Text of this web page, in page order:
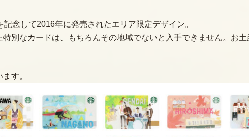
念して2016年に発売されたエリア限定デザイン。
別なカードは、もちろんその地域でないと入手できません。お土
す。